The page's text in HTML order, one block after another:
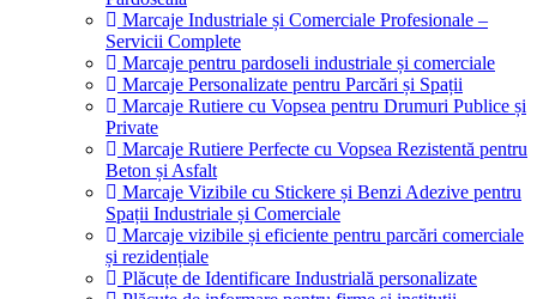
Marcaje Industriale și Comerciale Profesionale –
Servicii Complete
Marcaje pentru pardoseli industriale și comerciale
Marcaje Personalizate pentru Parcări și Spații
Marcaje Rutiere cu Vopsea pentru Drumuri Publice și
Private
Marcaje Rutiere Perfecte cu Vopsea Rezistentă pentru
Beton și Asfalt
Marcaje Vizibile cu Stickere și Benzi Adezive pentru
Spații Industriale și Comerciale
Marcaje vizibile și eficiente pentru parcări comerciale
și rezidențiale
Plăcuțe de Identificare Industrială personalizate